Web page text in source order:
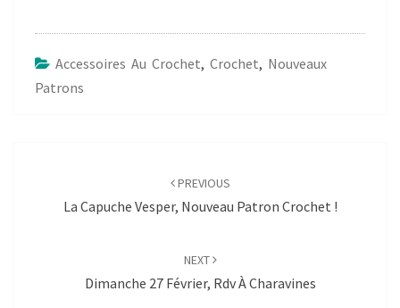
Accessoires Au Crochet, Crochet, Nouveaux
Patrons
PREVIOUS
La Capuche Vesper, Nouveau Patron Crochet !
NEXT
Dimanche 27 Février, Rdv À Charavines